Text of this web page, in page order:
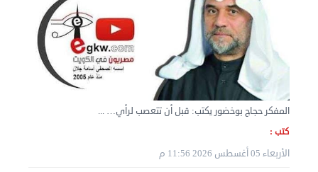
نقل عفش المنطقه العاشره 50636444 فك وتركيب ...
المفكر حجاج بوخضور يكتب: قبل أن تتعصب لرأي… ...
كتب :
الأربعاء 05 أغسطس 2026 11:56 م